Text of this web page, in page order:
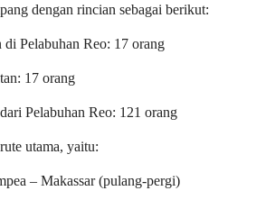
dengan rincian sebagai berikut:
di Pelabuhan Reo: 17 orang
17 orang
Pelabuhan Reo: 121 orang
utama, yaitu:
– Makassar (pulang-pergi)